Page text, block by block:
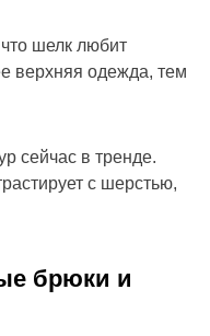
шелк любит
верхняя одежда, тем
сейчас в тренде.
с шерстью,
брюки и